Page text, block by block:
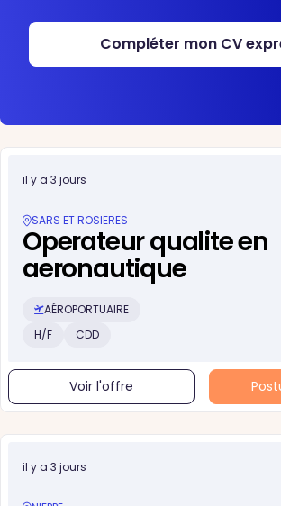
Compléter mon CV
il y a 3 jours
SARS ET ROSIERES
Operateur qualite en
aeronautique
AÉROPORTUAIRE
H/F
CDD
Voir l'offre
il y a 3 jours